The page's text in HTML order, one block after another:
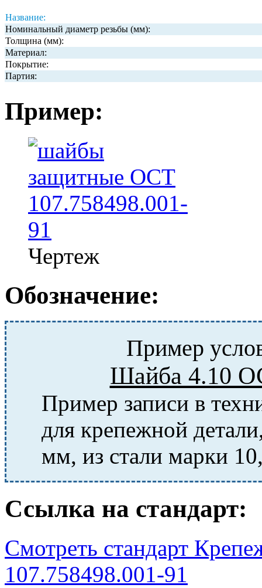
Название:
Номинальный диаметр резьбы (мм):
Толщина (мм):
Материал:
Покрытие:
Партия:
Пример:
Чертеж
Обозначение:
Пример
Шайба 4.10
Пример записи в
для крепежной
мм, из стали марки
Ссылка на стандарт:
Смотреть стандарт
107.758498.001-91